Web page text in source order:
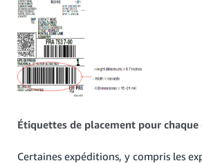
Étiquettes de placement pour
Certaines expéditions, y compris les